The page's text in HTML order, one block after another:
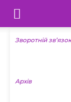
Телебачення
«Капрі»
Новини
Зворотній зв’язок
Архів